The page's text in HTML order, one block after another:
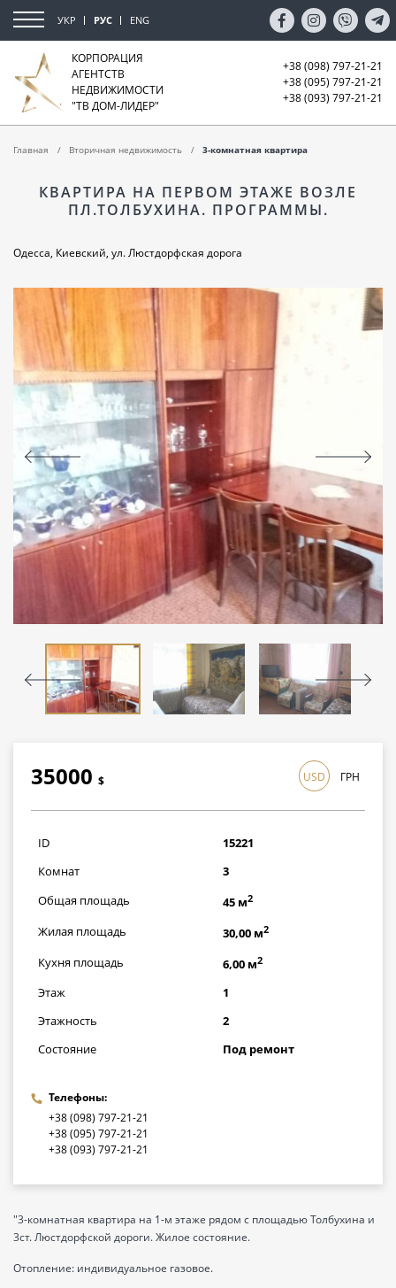
УКР РУС ENG
КОРПОРАЦИЯ
АГЕНТСТВ
НЕДВИЖИМОСТИ
"ТВ ДОМ-ЛИДЕР"
+38 (098) 797-21-21
+38 (095) 797-21-21
+38 (093) 797-21-21
Главная Вторичная недвижимость 3-комнатная квартира
КВАРТИРА НА ПЕРВОМ ЭТАЖЕ ВОЗЛЕ
ПЛ.ТОЛБУХИНА. ПРОГРАММЫ.
Одесса, Киевский, ул. Люстдорфская дорога
35000 $
1015000грн
USD ГРН
ID
15221
Комнат
3
Общая площадь
45 м2
Жилая площадь 30,00 м2
Кухня площадь 6,00 м2
Этаж
1
Этажность
2
Состояние
Под ремонт
Телефоны:
+38 (098) 797-21-21
+38 (095) 797-21-21
+38 (093) 797-21-21
"3-комнатная квартира на 1-м этаже рядом с площадью Толбухина и
3ст. Люстдорфской дороги. Жилое состояние.
Отопление: индивидуальное газовое.